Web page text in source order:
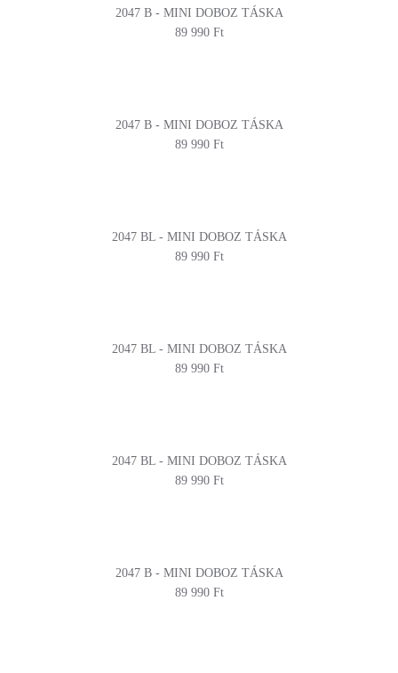
2047 B - MINI DOBOZ TÁSKA
89 990 Ft
2047 B - MINI DOBOZ TÁSKA
89 990 Ft
2047 BL - MINI DOBOZ TÁSKA
89 990 Ft
2047 BL - MINI DOBOZ TÁSKA
89 990 Ft
2047 BL - MINI DOBOZ TÁSKA
89 990 Ft
2047 B - MINI DOBOZ TÁSKA
89 990 Ft